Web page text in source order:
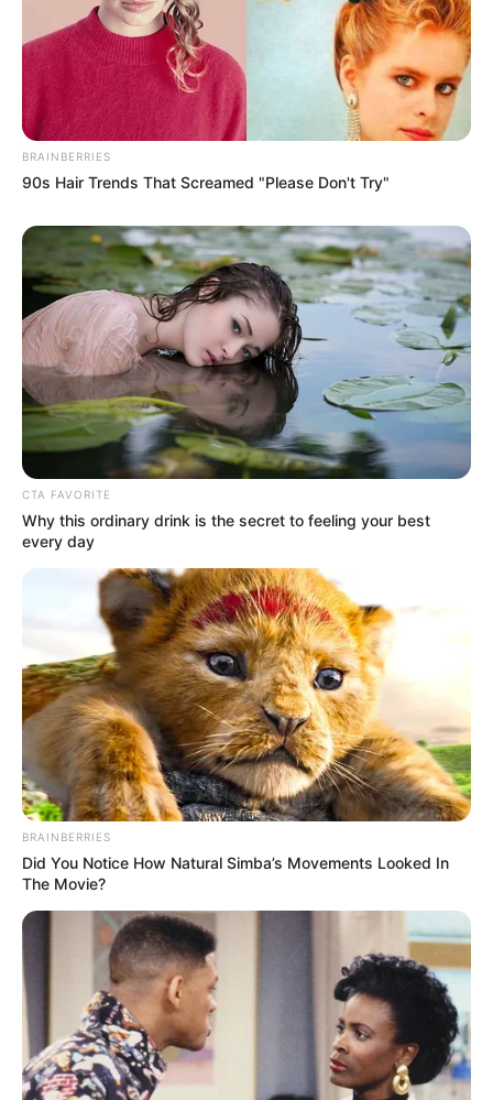
BRAINBERRIES
90s Hair Trends That Screamed "Please Don't Try"
CTA FAVORITE
Why this ordinary drink is the secret to feeling your best
every day
BRAINBERRIES
Did You Notice How Natural Simba’s Movements Looked In
The Movie?